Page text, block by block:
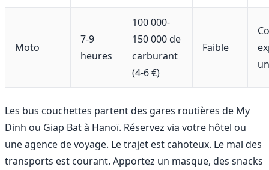
Moto
7-9
heures
100 000-
150 000 de
carburant
(4-6 €)
Faible
Les bus couchettes partent des gares routières de My
Dinh ou Giap Bat à Hanoï. Réservez via votre hôtel ou
une agence de voyage. Le trajet est cahoteux. Le mal des
transports est courant. Apportez un masque, des snacks